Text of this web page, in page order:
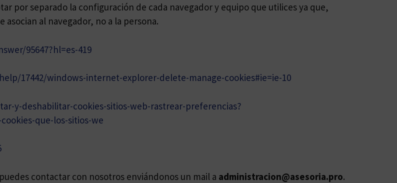
por separado la configuración de cada navegador y equipo que utilices ya que,
al navegador, no a la persona.
95647?hl=es-419
17442/windows-internet-explorer-delete-manage-cookies#ie=ie-10
y-deshabilitar-cookies-sitios-web-rastrear-preferencias?
que-los-sitios-we
contactar con nosotros enviándonos un mail a administracion@asesoria.pro.